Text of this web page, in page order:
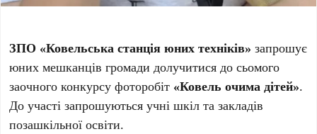
ЗПО «Ковельська станція юних техніків» запрошує
юних мешканців громади долучитися до сьомого
заочного конкурсу фоторобіт «Ковель очима дітей».
До участі запрошуються учні шкіл та закладів
позашкільної освіти.